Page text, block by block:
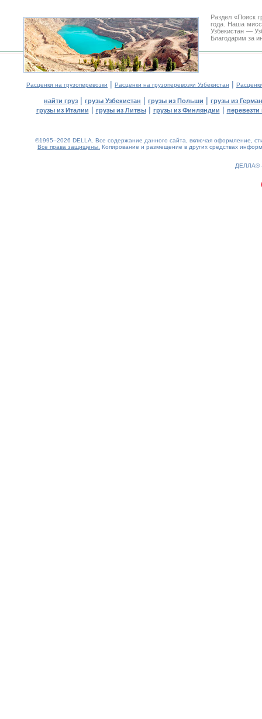
Раздел «Поиск
года. Наша
Узбекистан —
Благодарим за
Расценки на грузоперевозки | Расценки на грузоперевозки Узбекистан |
найти груз | грузы Узбекистан | грузы из Польши | грузы из
грузы из Италии | грузы из Литвы| грузы из Финляндии | перевезти
©1995–2026 DELLA. Все содержание данного сайта, включая оформление,
Все права защищены. Копирование и размещение в других средствах